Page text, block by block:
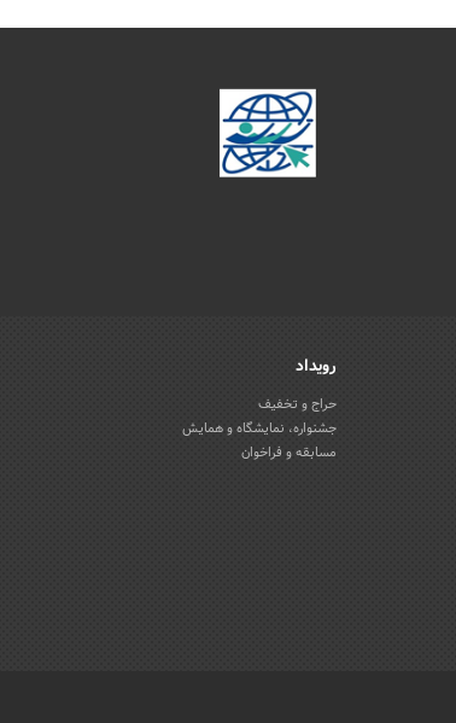
رویداد
حراج و تخفیف
جشنواره، نمایشگاه و همایش
مسابقه و فراخوان